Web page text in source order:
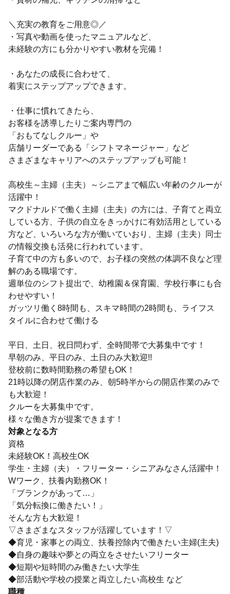
＼充実の教育をご用意◎／
・写真や動画を使ったマニュアルなど、
未経験の方にも分かりやすい教材を完備！
・あなたの成長に合わせて、
着実にステップアップできます。
・仕事に慣れてきたら、
お客様を誘導したりご案内専門の
「おもてなしクルー」や
店舗リーダーである「シフトマネージャー」など
さまざまなキャリアへのステップアップも可能！
高校生～主婦（主夫）～シニアまで幅広い年齢のクルーが
活躍中！
マクドナルドで働く主婦（主夫）の方には、子育てと両立
している方、子供の自立をきっかけに有効活用としている
方など、いろいろな方が働いていおり、主婦（主夫）同士
の情報交換も活発に行われています。
子育て中の方も多いので、お子様の突然の体調不良など理
解のある職場です。
週単位のシフト提出で、幼稚園＆保育園、学校行事にも合
わせやすい！
ガッツリ働く8時間も、スキマ時間の2時間も、ライフス
タイルに合わせて働ける
平日、土日、祝日問わず、全時間帯で大募集中です！
早朝のみ、平日のみ、土日のみ大歓迎!!
登校前に数時間勤務の希望もOK！
21時以降の閉店作業のみ、朝5時半からの開店作業のみで
も大歓迎！
クルーを大募集中です。
様々な働き方が提案できます！
対象となる方
資格
未経験OK！高校生OK
学生・主婦（夫）・フリーター・シニアみなさん活躍中！
Wワーク、扶養内勤務OK！
「ブランクがあって…」
「気分転換に働きたい！」
そんな方も大歓迎！
▽さまざまなスタッフが活躍しています！▽
◆育児・家事との両立、扶養控除内で働きたい主婦(主夫)
◆自身の趣味や夢との両立をさせたいフリーター
◆短期や短時間のみ働きたい大学生
◆部活動や学校の授業と両立したい高校生 など
職種